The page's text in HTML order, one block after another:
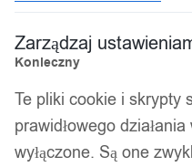
Zarządzaj
Konieczny
Te pliki cookie i skrypty
prawidłowego
wyłączone. Są one